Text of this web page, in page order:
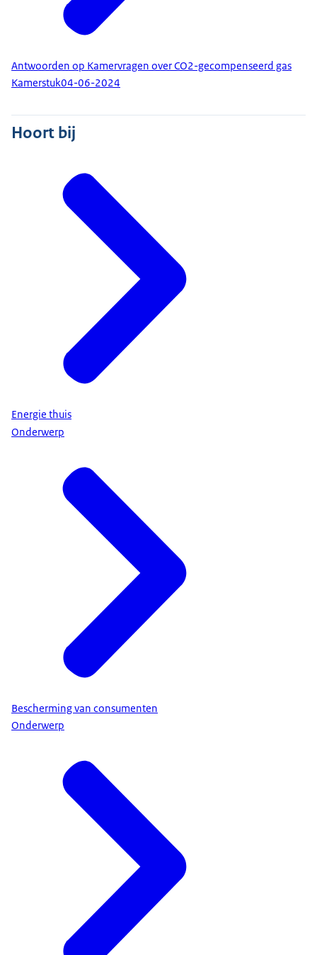
Antwoorden op Kamervragen over CO2-gecompenseerd gas
Kamerstuk04-06-2024
Hoort bij
Energie thuis
Onderwerp
Bescherming van consumenten
Onderwerp